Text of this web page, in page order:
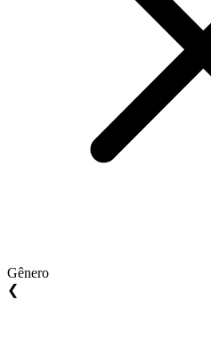
Gênero
❮